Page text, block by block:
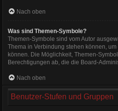
Nach oben
Was sind Themen-Symbole?
Themen-Symbole sind vom Autor
Thema in Verbindung stehen können,
können. Die Möglichkeit, Themen-
Berechtigungen ab, die die Board-
Nach oben
Benutzer-Stufen und Gruppen